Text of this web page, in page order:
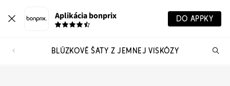
Aplikácia bonprix DO APPKY
BLÚZKOVÉ ŠATY Z JEMNEJ VISKÓZY